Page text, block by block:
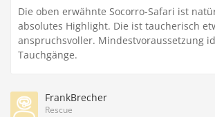
Die oben erwähnte Socorro-Safari ist
absolutes Highlight. Die ist taucherisch
anspruchsvoller. Mindestvoraussetzung
Tauchgänge.
FrankBrecher
Rescue